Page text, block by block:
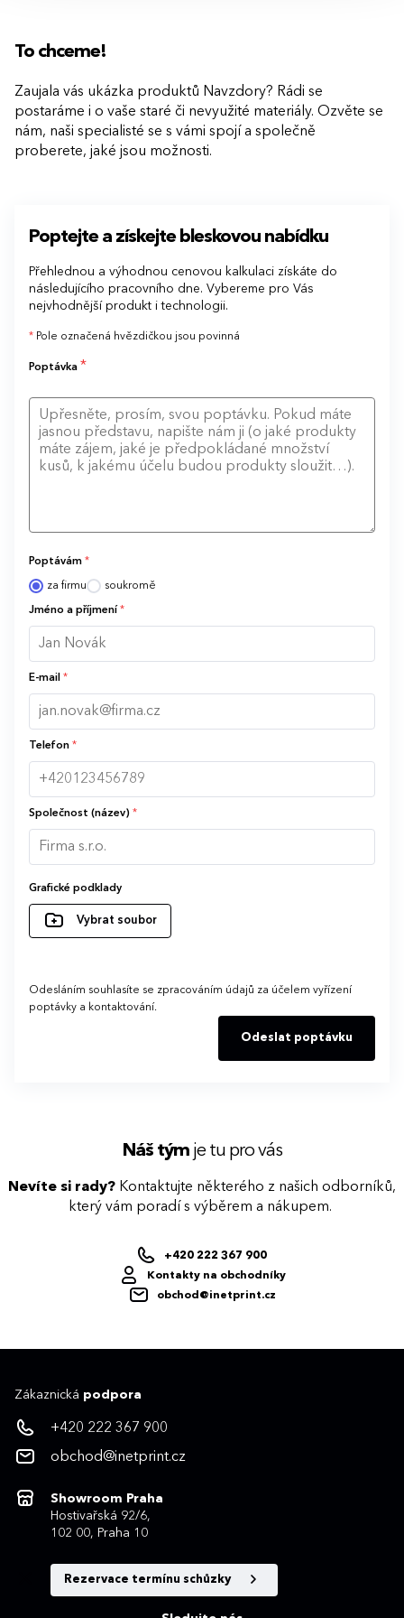
To chceme!
Zaujala vás ukázka produktů Navzdory? Rádi se
postaráme i o vaše staré či nevyužité materiály. Ozvěte se
nám, naši specialisté se s vámi spojí a společně
proberete, jaké jsou možnosti.
Poptejte a získejte bleskovou nabídku
Přehlednou a výhodnou cenovou kalkulaci získáte do
následujícího pracovního dne. Vybereme pro Vás
nejvhodnější produkt i technologii.
* Pole označená hvězdičkou jsou povinná
Poptávka *
Poptávám *
za firmu soukromě
Jméno a příjmení *
E-mail *
Telefon *
Společnost (název) *
Grafické podklady
Vybrat soubor
Odesláním souhlasíte se zpracováním údajů za účelem vyřízení
poptávky a kontaktování.
Odeslat poptávku
Náš týmje tu pro vás
Nevíte si rady? Kontaktujte některého z našich odborníků,
který vám poradí s výběrem a nákupem.
+420 222 367 900
Kontakty na obchodníky
obchod@inetprint.cz
Zákaznická podpora
+420 222 367 900
obchod@inetprint.cz
Showroom Praha
Hostivařská 92/6,
102 00, Praha 10
Rezervace termínu schůzky